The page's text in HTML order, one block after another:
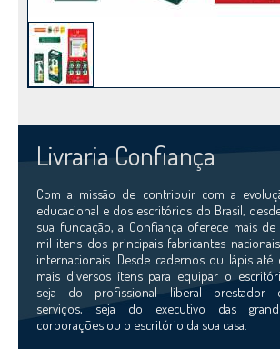
Livraria Confiança
Com a missão de contribuir com a
educacional e dos escritórios do Brasil,
sua fundação, a Confiança oferece mais de
mil itens dos principais fabricantes
internacionais. Desde cadernos ou lápis até
mais diversos ítens para equipar o
seja do profissional liberal prestador
serviços, seja do executivo das
corporações ou o escritório da sua casa.